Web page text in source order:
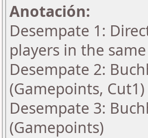
Anotación:
Desempate 1:
players in the
Desempate 2:
(Gamepoints, Cut1)
Desempate 3:
(Gamepoints)